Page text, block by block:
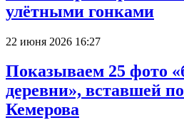
улётными гонками
22 июня 2026 16:27
Показываем 25 фото
деревни», вставшей
Кемерова